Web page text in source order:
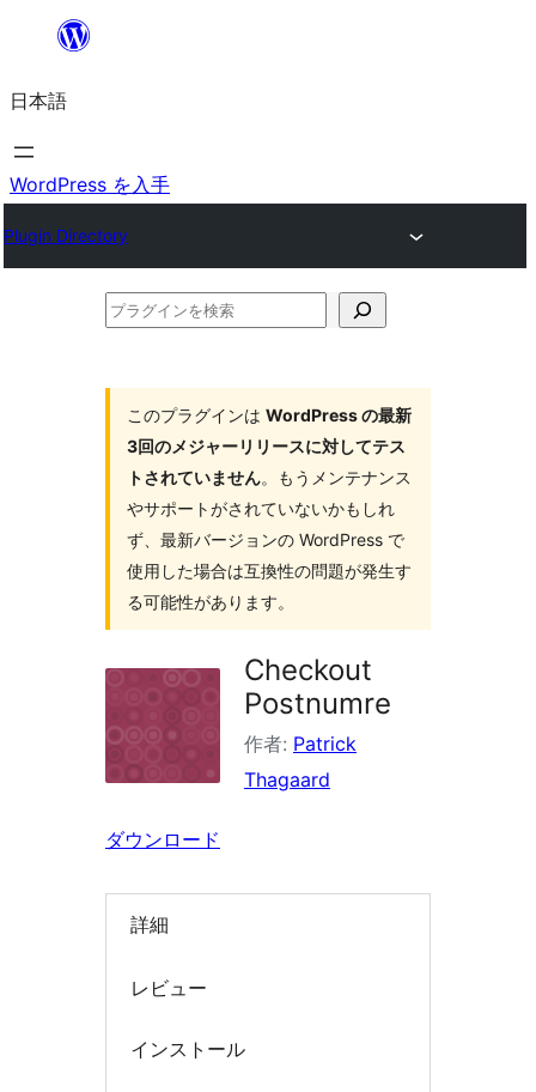
を
ス
キ
プ
日本語
WordPress を入手
Plugin Directory
プ
このプラグインは WordPress の最新
3回のメジャーリリースに対してテス
トされていません。もうメンテナンス
やサポートがされていないかもしれ
ず、最新バージョンの WordPress で
使用した場合は互換性の問題が発生す
る可能性があります。
Checkout
Postnumre
作者: Patrick
Thagaard
ダウンロード
詳細
レビュー
インストール